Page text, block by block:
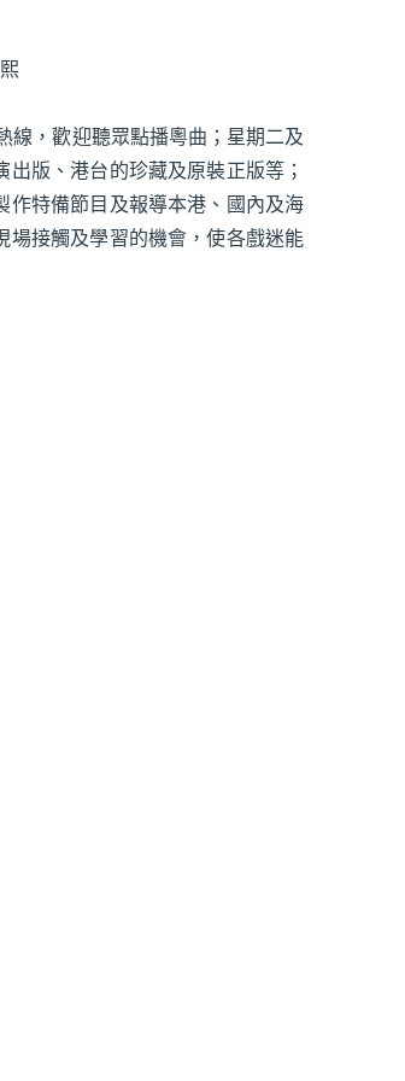
線，歡迎聽眾點播粵曲；星期二及
版、港台的珍藏及原裝正版等；
作特備節目及報導本港、國內及海
場接觸及學習的機會，使各戲迷能